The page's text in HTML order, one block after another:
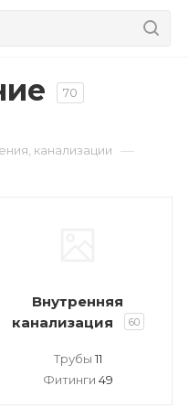
70
канализации —
Внутренняя
канализация
60
Трубы 11
Фитинги 49